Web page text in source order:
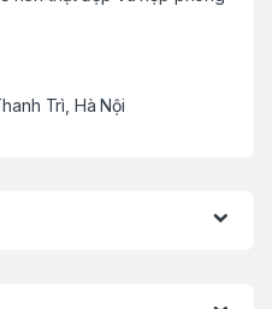
Trì, Hà Nội